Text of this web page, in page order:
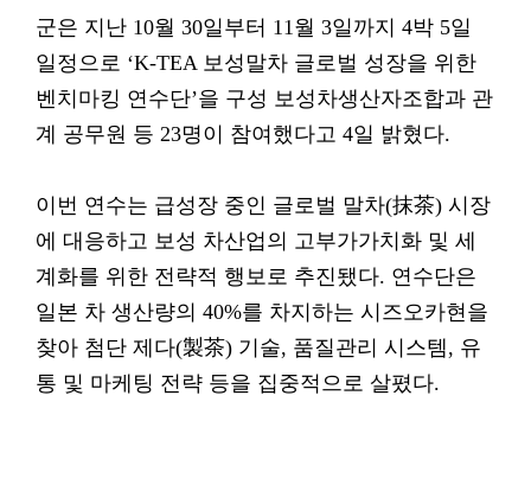
군은 지난 10월 30일부터 11월 3일까지 4박 5일
일정으로 ‘K-TEA 보성말차 글로벌 성장을 위한
벤치마킹 연수단’을 구성 보성차생산자조합과 관
계 공무원 등 23명이 참여했다고 4일 밝혔다.
이번 연수는 급성장 중인 글로벌 말차(抹茶) 시장
에 대응하고 보성 차산업의 고부가가치화 및 세
계화를 위한 전략적 행보로 추진됐다. 연수단은
일본 차 생산량의 40%를 차지하는 시즈오카현을
찾아 첨단 제다(製茶) 기술, 품질관리 시스템, 유
통 및 마케팅 전략 등을 집중적으로 살폈다.